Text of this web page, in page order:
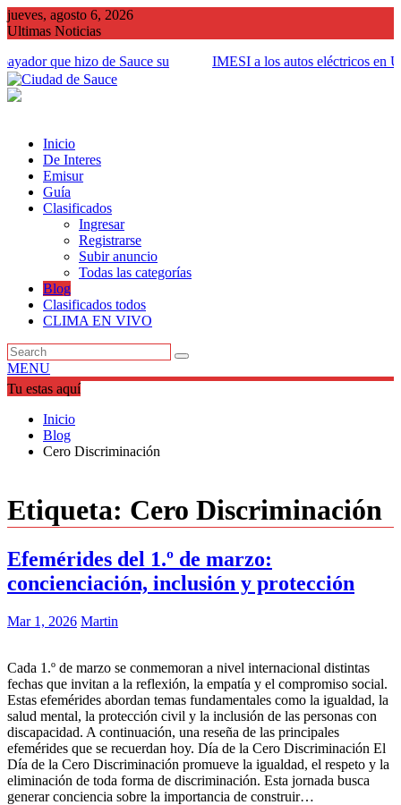
Saltar
al
jueves, agosto 6, 2026
Ultimas Noticias
que hizo de Sauce su
IMESI a los autos eléctricos en
Inicio
De Interes
Emisur
Guía
Clasificados
Ingresar
Registrarse
Subir anuncio
Todas las categorías
Blog
Clasificados todos
CLIMA EN VIVO
MENU
Tu estas aquí
Inicio
Blog
Cero Discriminación
Etiqueta: Cero Discriminación
Efemérides del 1.º de marzo:
concienciación, inclusión y protección
Mar 1, 2026 Martin
Cada 1.º de marzo se conmemoran a nivel internacional distintas
fechas que invitan a la reflexión, la empatía y el compromiso social.
Estas efemérides abordan temas fundamentales como la igualdad, la
salud mental, la protección civil y la inclusión de las personas con
discapacidad. A continuación, una reseña de las principales
efemérides que se recuerdan hoy. Día de la Cero Discriminación El
Día de la Cero Discriminación promueve la igualdad, el respeto y la
eliminación de toda forma de discriminación. Esta jornada busca
generar conciencia sobre la importancia de construir…